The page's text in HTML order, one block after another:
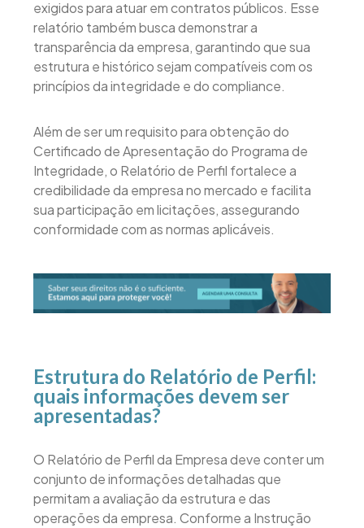
exigidos para atuar em contratos públicos. Esse
relatório também busca demonstrar a
transparência da empresa, garantindo que sua
estrutura e histórico sejam compatíveis com os
princípios da integridade e do compliance.
Além de ser um requisito para obtenção do
Certificado de Apresentação do Programa de
Integridade, o Relatório de Perfil fortalece a
credibilidade da empresa no mercado e facilita
sua participação em licitações, assegurando
conformidade com as normas aplicáveis.
Estrutura do Relatório de Perfil:
quais informações devem ser
apresentadas?
O Relatório de Perfil da Empresa deve conter um
conjunto de informações detalhadas que
permitam a avaliação da estrutura e das
operações da empresa. Conforme a Instrução